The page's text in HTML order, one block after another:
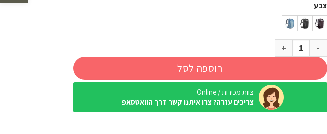
צבע
כמות של תרמיל Tatonka Active Pack 14 נשים
הוספה לסל
צוות מכירות / Online
צריכים עזרה? צרו איתנו קשר דרך הוואטסאפ